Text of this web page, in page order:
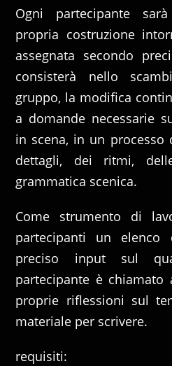
Ogni partecipante
propria costruzione
assegnata secondo
consisterà nello
gruppo, la modifica
a domande necessarie
in scena, in un processo
dettagli, dei ritmi,
grammatica scenica.
Come strumento di
partecipanti un
preciso input sul
partecipante è
proprie riflessioni sul
materiale per scrivere.
requisiti: